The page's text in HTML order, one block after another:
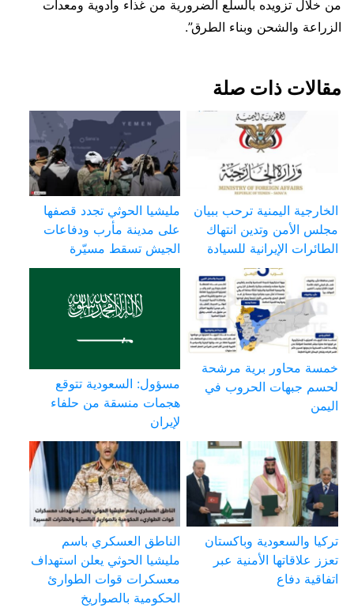
من خلال تزويده بالسلع الضرورية من غذاء وأدوية ومعدات
الزراعة والشحن وبناء الطرق”.
مقالات ذات صلة
الخارجية اليمنية ترحب ببيان
مجلس الأمن وتدين انتهاك
الطائرات الإيرانية للسيادة
مليشيا الحوثي تجدد قصفها
على مدينة مأرب ودفاعات
الجيش تسقط مسيّرة
خمسة محاور برية مرشحة
لحسم جبهات الحروب في
اليمن
مسؤول: السعودية تتوقع
هجمات منسقة من حلفاء
لإيران
تركيا والسعودية وباكستان
تعزز علاقاتها الأمنية عبر
اتفاقية دفاع
الناطق العسكري باسم
مليشيا الحوثي يعلن استهداف
معسكرات قوات الطوارئ
الحكومية بالصواريخ